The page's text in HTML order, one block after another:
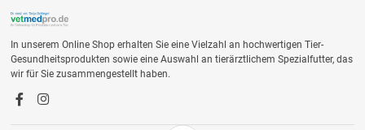
In unserem Online Shop erhalten Sie eine Vielzahl an hochwertigen Tier-
Gesundheitsprodukten sowie eine Auswahl an tierärztlichem Spezialfutter, das
wir für Sie zusammengestellt haben.